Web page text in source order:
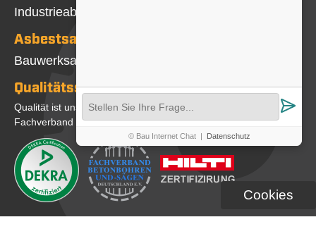
Industrieabbruch
Asbestsanierung
Navigation
überspringen
Bauwerksabdichtung
Qualitätssicherung
Qualität ist uns wichtig. Wir sind Mitglied im
Fachverband und DEKRA-zertifiziert
Cookies
© Bau Internet Chat| Datenschutz